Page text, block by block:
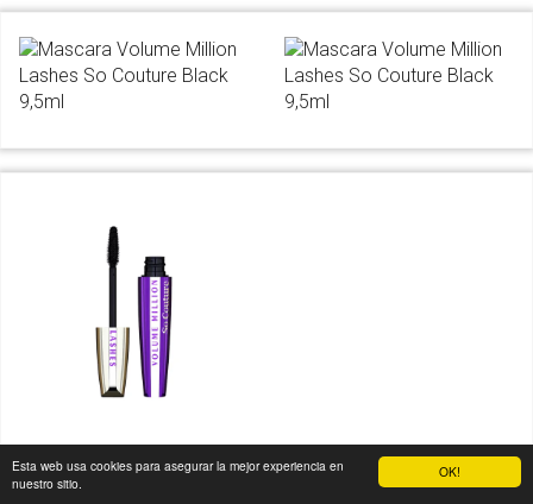
OK!
Esta web usa cookies para asegurar la mejor experiencia en
nuestro sitio.